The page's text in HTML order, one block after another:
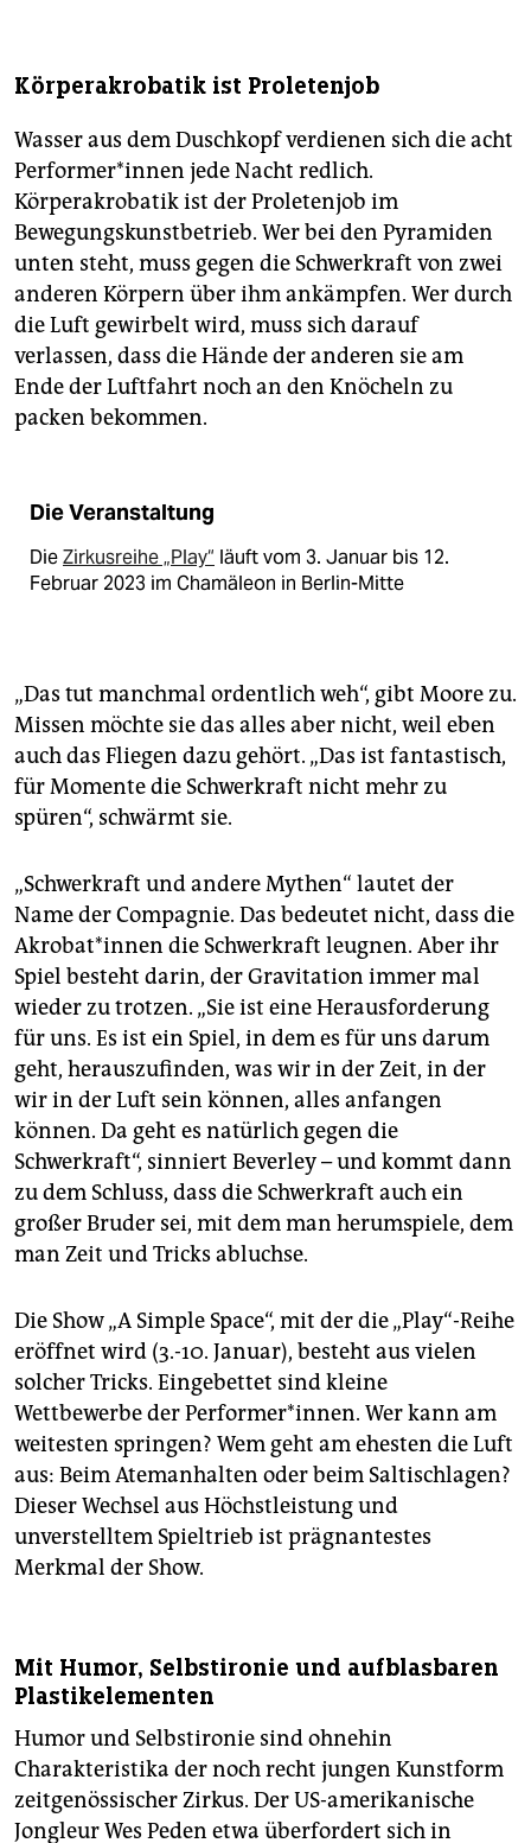
Körperakrobatik ist Proletenjob
Wasser aus dem Duschkopf verdienen sich die acht
Per­for­me­r*in­nen jede Nacht redlich.
Körperakrobatik ist der Proletenjob im
Bewegungskunstbetrieb. Wer bei den Pyramiden
unten steht, muss gegen die Schwerkraft von zwei
anderen Körpern über ihm ankämpfen. Wer durch
die Luft gewirbelt wird, muss sich darauf
verlassen, dass die Hände der anderen sie am
Ende der Luftfahrt noch an den Knöcheln zu
packen bekommen.
Die Veranstaltung
DieZirkusreihe „Play“ läuft vom 3. Januar bis 12.
Februar 2023 im Chamäleon in Berlin-Mitte
„Das tut manchmal ordentlich weh“, gibt Moore zu.
Missen möchte sie das alles aber nicht, weil eben
auch das Fliegen dazu gehört. „Das ist fantastisch,
für Momente die Schwerkraft nicht mehr zu
spüren“, schwärmt sie.
„Schwerkraft und andere Mythen“ lautet der
Name der Compagnie. Das bedeutet nicht, dass die
Akro­ba­t*in­nen die Schwer­kraft leugnen. Aber ihr
Spiel besteht darin, der Gravitation immer mal
wieder zu trotzen. „Sie ist eine Herausforderung
für uns. Es ist ein Spiel, in dem es für uns darum
geht, herauszufinden, was wir in der Zeit, in der
wir in der Luft sein können, alles anfangen
können. Da geht es natürlich gegen die
Schwerkraft“, sinniert Beverley – und kommt dann
zu dem Schluss, dass die Schwerkraft auch ein
großer Bruder sei, mit dem man herumspiele, dem
man Zeit und Tricks abluchse.
Die Show „A Simple Space“, mit der die „Play“-Reihe
eröffnet wird (3.-10. Januar), besteht aus vielen
solcher Tricks. Eingebettet sind kleine
Wettbewerbe der Performer*innen. Wer kann am
weitesten springen? Wem geht am ehesten die Luft
aus: Beim Atem­anhalten oder beim Saltischlagen?
Dieser Wechsel aus Höchstleistung und
unverstelltem Spieltrieb ist prägnantestes
Merkmal der Show.
Mit Humor, Selbstironie und aufblasbaren
Plastikelementen
Humor und Selbstironie sind ohnehin
Charakteristika der noch recht jungen Kunstform
zeitgenössischer Zirkus. Der US-amerikanische
Jongleur Wes Peden etwa überfordert sich in